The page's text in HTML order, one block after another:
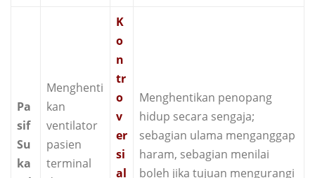
Pa
sif
Su
ka
Menghenti
kan
ventilator
pasien
terminal
K
o
n
tr
o
v
er
si
al
Menghentikan penopang
hidup secara sengaja;
sebagian ulama menganggap
haram, sebagian menilai
boleh jika tujuan mengurangi